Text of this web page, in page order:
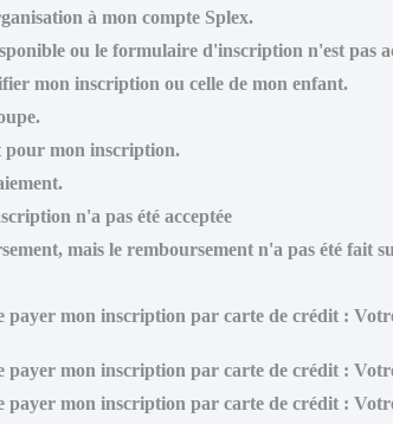
à mon compte Splex.
ou le formulaire d'inscription n'est pas
mon inscription ou celle de mon enfant.
pour mon inscription.
n'a pas été acceptée
mais le remboursement n'a pas été fait
payer mon inscription par carte de crédit :
payer mon inscription par carte de crédit :
payer mon inscription par carte de crédit :